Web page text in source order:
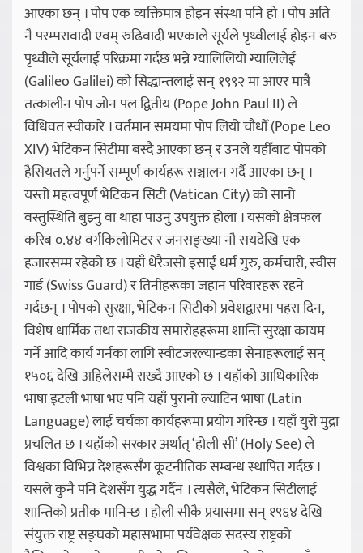
आएका छन् । पोप एक व्यक्तिमात्र होइन संस्था पनि हो । पोप अति
नै परम्परावादी एवम् रुढिवादी भएकाले सूर्यले पृथ्वीलाई होइन बरु
पृथ्वीले सूर्यलाई परिक्रमा गर्दछ भन्ने ग्यालिलियो ग्यालिलेई
(Galileo Galilei) को सिद्धान्तलाई सन् १९९२ मा आएर मात्रै
तत्कालीन पोप जोन पल द्वितीय (Pope John Paul II) ले
विधिवत स्वीकारे । वर्तमान समयमा पोप लियो चौधौँ (Pope Leo
XIV) भेटिकन सिटीमा बस्दै आएका छन् र उनले यहीँबाट पोपको
हैसियतले गर्नुपर्ने सम्पूर्ण कार्यहरू सञ्चालन गर्दै आएका छन् ।
यस्तो महत्वपूर्ण भेटिकन सिटी (Vatican City) को सानो
वस्तुस्थिति बुझ्नु वा थाहा पाउनु उपयुक्त होला । यसको क्षेत्रफल
करिब ०.४४ वर्गकिलोमिटर र जनसङ्ख्या नौ सयदेखि एक
हजारसम्म रहेको छ । यहाँ धेरैजसो इसाई धर्म गुरु, कर्मचारी, स्वीस
गार्ड (Swiss Guard) र तिनीहरूका जहान परिवारहरू रहने
गर्दछन् । पोपको सुरक्षा, भेटिकन सिटीको प्रवेशद्वारमा पहरा दिन,
विशेष धार्मिक तथा राजकीय समारोहहरूमा शान्ति सुरक्षा कायम
गर्ने आदि कार्य गर्नका लागि स्वीटजरल्यान्डका सेनाहरूलाई सन्
१५०६ देखि अहिलेसम्मै राख्दै आएको छ । यहाँको आधिकारिक
भाषा इटली भाषा भए पनि यहाँ पुरानो ल्याटिन भाषा (Latin
Language) लाई चर्चका कार्यहरूमा प्रयोग गरिन्छ । यहाँ युरो मुद्रा
प्रचलित छ । यहाँको सरकार अर्थात् ‘होली सी’ (Holy See) ले
विश्वका विभिन्न देशहरूसँग कूटनीतिक सम्बन्ध स्थापित गर्दछ ।
यसले कुनै पनि देशसँग युद्ध गर्दैन । त्यसैले, भेटिकन सिटीलाई
शान्तिको प्रतीक मानिन्छ । होली सीकै प्रयासमा सन् १९६४ देखि
संयुक्त राष्ट्र सङ्घको महासभामा पर्यवेक्षक सदस्य राष्ट्रको